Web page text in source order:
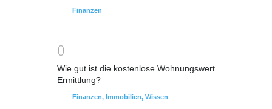
Finanzen
0
Wie gut ist die kostenlose Wohnungswert
Ermittlung?
Finanzen, Immobilien, Wissen